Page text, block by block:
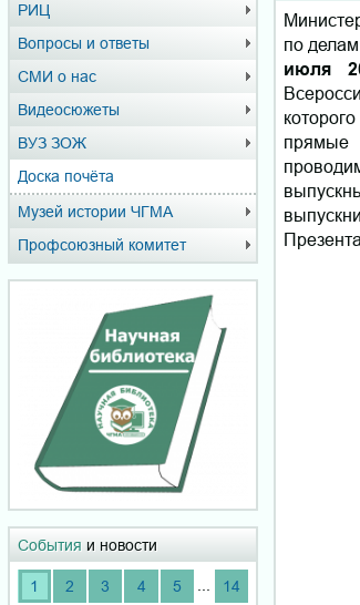
РИЦ
Вопросы и ответы
СМИ о нас
Видеосюжеты
ВУЗ ЗОЖ
Доска почёта
Музей истории ЧГМА
Профсоюзный комитет
События и новости
1 2 3 4 5 ... 14
по
июля
прямые